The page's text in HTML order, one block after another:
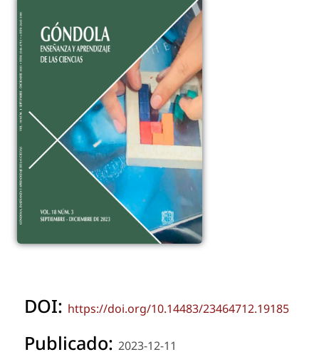
DOI: https://doi.org/10.14483/23464712.19185
Publicado: 2023-12-11